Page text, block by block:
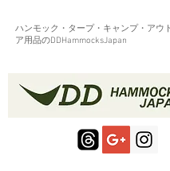
ハンモック・タープ・キャンプ・アウ
ア用品のDDHammocksJapan